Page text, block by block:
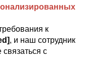
к
, и наш сотрудник
с